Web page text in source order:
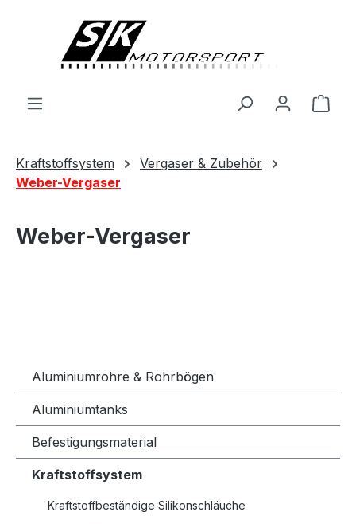
Kraftstoffsystem
Vergaser & Zubehör
Weber-Vergaser
Weber-Vergaser
Aluminiumrohre & Rohrbögen
Aluminiumtanks
Befestigungsmaterial
Kraftstoffsystem
Kraftstoffbeständige Silikonschläuche